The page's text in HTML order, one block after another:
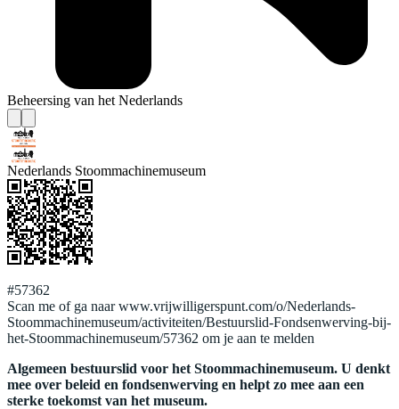
Beheersing van het Nederlands
Nederlands Stoommachinemuseum
#57362
Scan me of ga naar www.vrijwilligerspunt.com/o/Nederlands-
Stoommachinemuseum/activiteiten/Bestuurslid-Fondsenwerving-bij-
het-Stoommachinemuseum/57362 om je aan te melden
Algemeen bestuurslid voor het Stoommachinemuseum. U denkt
mee over beleid en fondsenwerving en helpt zo mee aan een
sterke toekomst van het museum.